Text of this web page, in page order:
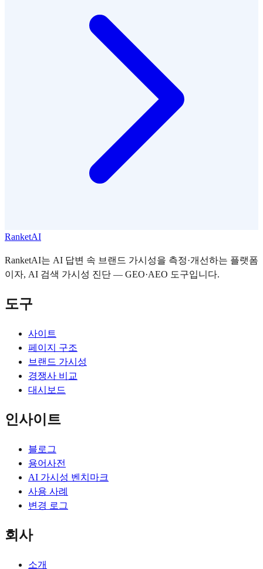
RanketAI
RanketAI는 AI 답변 속 브랜드 가시성을 측정·개선하는 플랫폼
이자, AI 검색 가시성 진단 — GEO·AEO 도구입니다.
도구
사이트
페이지 구조
브랜드 가시성
경쟁사 비교
대시보드
인사이트
블로그
용어사전
AI 가시성 벤치마크
사용 사례
변경 로그
회사
소개